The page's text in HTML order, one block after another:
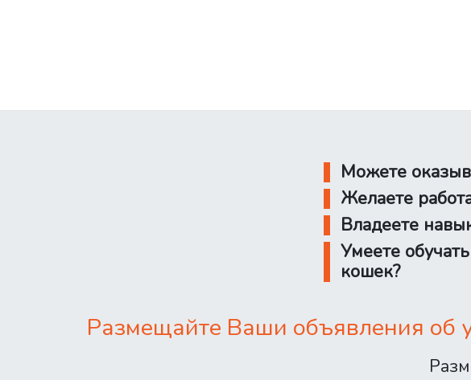
Можете
Желаете
Владеете
Умеете
кошек?
Размещайте Ваши объявления об